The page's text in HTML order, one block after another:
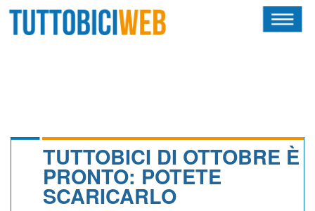
CALENDARIO
TUTTOBICI DI OTTOBRE È
PRONTO: POTETE
SCARICARLO